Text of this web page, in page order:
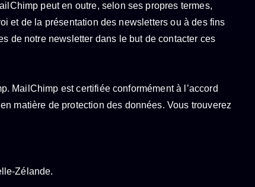
peut en outre, selon ses propres termes,
et de la présentation des newsletters ou à des fins
de notre newsletter dans le but de contacter ces
MailChimp est certifiée conformément à l’accord
matière de protection des données. Vous trouverez
Zélande.